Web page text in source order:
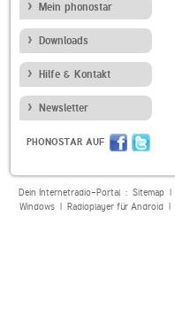
Mein phonostar
Downloads
Hilfe & Kontakt
Newsletter
PHONOSTAR AUF
Dein Internetradio-Portal : Sitemap|
Windows| Radioplayer für Android|